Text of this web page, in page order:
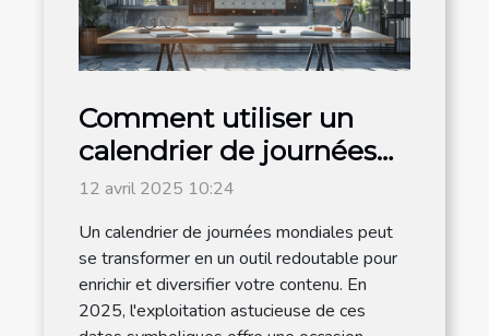
Comment utiliser un
calendrier de journées
mondiales pour
dynamiser votre
contenu en 2025
12 avril 2025 10:24
Un calendrier de journées mondiales peut
se transformer en un outil redoutable pour
enrichir et diversifier votre contenu. En
2025, l'exploitation astucieuse de ces